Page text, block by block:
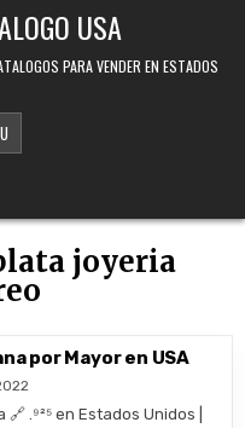
USA
PARA VENDER EN ESTADOS
joyeria
por Mayor en USA
.⁹²⁵ en Estados Unidos |